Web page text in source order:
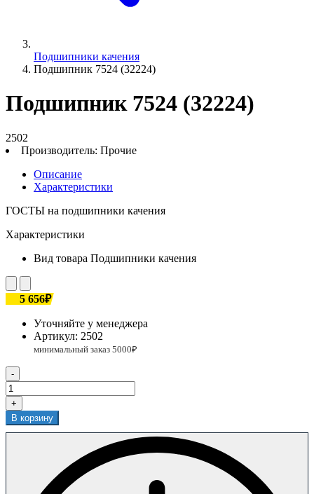
Подшипники качения
Подшипник 7524 (32224)
Подшипник 7524 (32224)
2502
Производитель: Прочие
Описание
Характеристики
ГОСТЫ на подшипники качения
Характеристики
Вид товара Подшипники качения
5 656₽
Уточняйте у менеджера
Артикул: 2502
-
+
В корзину